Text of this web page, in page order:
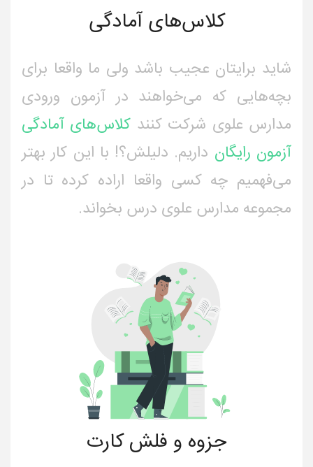
کلاس‌های آمادگی
شاید برایتان عجیب باشد ولی ما واقعا برای
بچه‌هایی که می‌خواهند در آزمون ورودی
مدارس علوی شرکت کنند کلاس‌های آمادگی
آزمون رایگان داریم. دلیلش؟! با این کار بهتر
می‌فهمیم چه کسی واقعا اراده کرده تا در
مجموعه مدارس علوی درس بخواند.
جزوه و فلش کارت